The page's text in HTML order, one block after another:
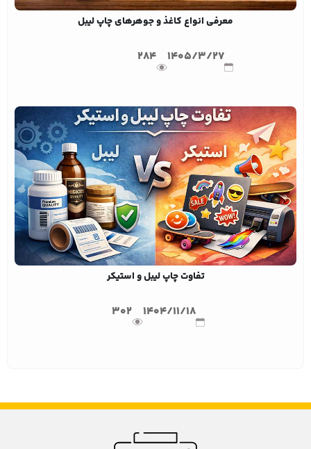
معرفی انواع کاغذ و جوهرهای چاپ لیبل
1405/3/27
284
تفاوت چاپ لیبل و استیکر
1404/11/18
302